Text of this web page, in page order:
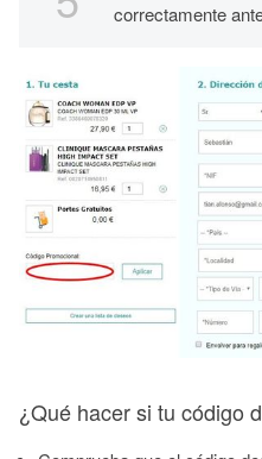
correctamente
¿Qué hacer si tu código